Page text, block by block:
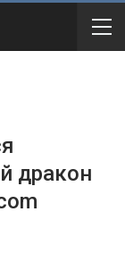
дракон